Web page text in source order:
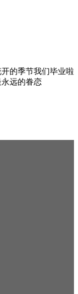
的季节我们毕业啦
远的眷恋